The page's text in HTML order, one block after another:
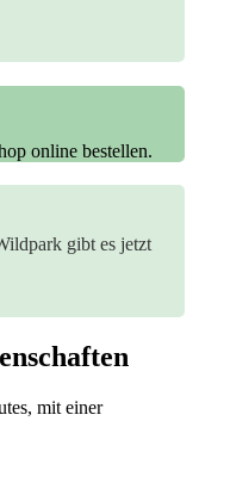
online bestellen.
gibt es jetzt
mit einer